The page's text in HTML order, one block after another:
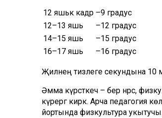
12 яшькә кадәр –9 градус
12–13 яшь
–12 градус
14–15 яшь
–15 градус
16–17 яшь
–16 градус
Җилнең тизлеге секундына 10
Әмма күрсәткеч – бер нәрсә,
күрергә кирәк. Арча педагогия
йортында физкультура